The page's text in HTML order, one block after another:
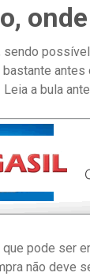
sendo
a bula
pode ser
não deve